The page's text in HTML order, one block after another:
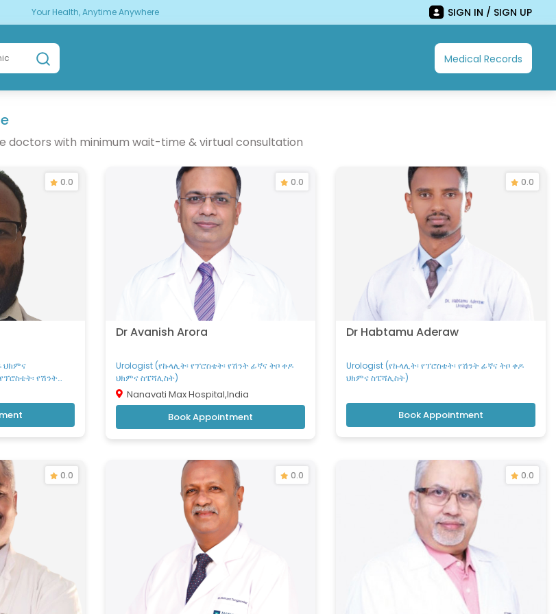
Your Health, Anytime Anywhere SIGN IN / SIGN UP
Medical Records
doctors with minimum wait-time & virtual consultation
0.0
ህክምና
የሽንት
0.0
Dr Avanish Arora
Urologist (የኩላሊት፡ የፕሮስቴት፡ የሽንት ፊኛና ትቦ ቀዶ
ህክምና ስፔሻሊስት)
Nanavati Max Hospital,India
Book Appointment
0.0
Dr Habtamu Aderaw
Urologist (የኩላሊት፡ የፕሮስቴት፡ የሽንት ፊኛና ትቦ ቀዶ
ህክምና ስፔሻሊስት)
Book Appointment
0.0 0.0 0.0